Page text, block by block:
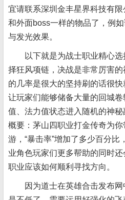
宜请联系深圳金丰星界科技有
和外面boss一样的物品了，例
与发光效果。
以下就是为战士职业精心选
择狂风项链，决战是非常厉害
的几率是很大的坚持刷的话很
让玩家们能够储备大量的回城
值、法力值状态进入随机的神秘
概要：茅山四职业打金传奇为
游，“暴击率”增加了多少百分
业角色玩家们更多帮助的同时
职业应该如何顺利寻找方向。
因为道士在英雄合击发布网